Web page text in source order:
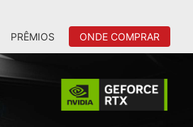
PRÊMIOS ONDE COMPRAR